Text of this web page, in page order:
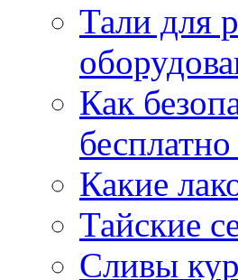
Тали для
Как
Какие
Тайские
Сливы